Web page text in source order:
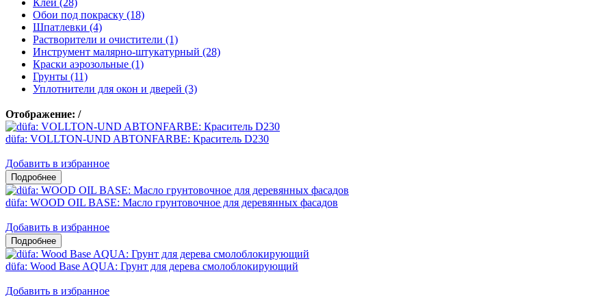
Обои под покраску (18)
Шпатлевки (4)
Растворители и очистители (1)
Инструмент малярно-штукатурный (28)
Краски аэрозольные (1)
Грунты (11)
Уплотнители для окон и дверей (3)
Отображение: /
düfa: VOLLTON-UND ABTONFARBE: Краситель D230
Добавить в избранное
düfa: WOOD OIL BASE: Масло грунтовочное для деревянных фасадов
Добавить в избранное
düfa: Wood Base AQUA: Грунт для дерева смолоблокирующий
Добавить в избранное